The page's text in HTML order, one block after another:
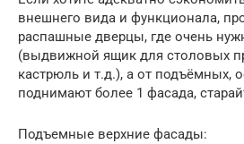
внешнего вида и функционала,
распашные дверцы, где очень
(выдвижной ящик для столовых
кастрюль и т.д.), а от подъёмных,
поднимают более 1 фасада,
Подъемные верхние фасады: